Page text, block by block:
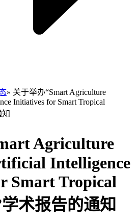
» 关于举办“Smart Agriculture
Initiatives for Smart Tropical
Agriculture
Intelligence
Smart Tropical
术报告的通知